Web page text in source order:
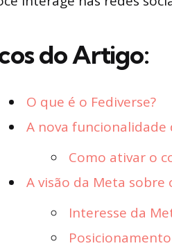
do Artigo:
O que é o Fediverse?
A nova
Como ativar o
A visão da Meta sobre
Interesse da